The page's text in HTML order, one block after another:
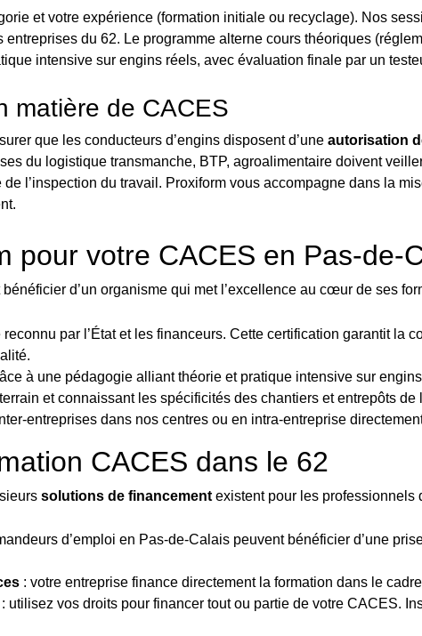
et votre expérience (formation initiale ou recyclage). Nos
du 62. Le programme alterne cours théoriques
intensive sur engins réels, avec évaluation finale par un
matière de CACES
que les conducteurs d’engins disposent d’une autorisation
du logistique transmanche, BTP, agroalimentaire doivent
l’inspection du travail. Proxiform vous accompagne dans la
pour votre CACES en Pas-de-
d’un organisme qui met l’excellence au cœur de ses
par l’État et les financeurs. Cette certification garantit la
à une pédagogie alliant théorie et pratique intensive sur
et connaissant les spécificités des chantiers et entrepôts
entreprises dans nos centres ou en intra-entreprise
CACES dans le 62
solutions de financement existent pour les professionnels
d’emploi en Pas-de-Calais peuvent bénéficier d’une
: votre entreprise finance directement la formation dans le
: utilisez vos droits pour financer tout ou partie de votre CACES.